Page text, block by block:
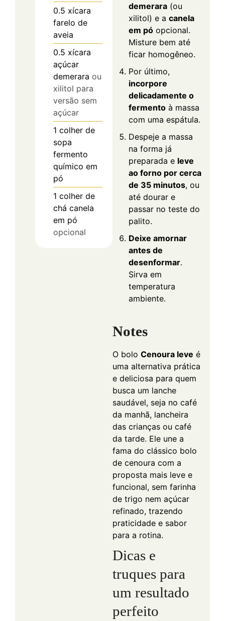
0.5 xícara
farelo de
aveia
0.5 xícara
açúcar
demerara ou
xilitol para
versão sem
açúcar
1 colher de
sopa
fermento
químico em
pó
1 colher de
chá canela
em pó
opcional
demerara (ou
xilitol) e a canela
em pó opcional.
Misture bem até
ficar homogêneo.
Por último,
incorpore
delicadamente o
fermento à massa
com uma espátula.
Despeje a massa
na forma já
preparada e leve
ao forno por cerca
de 35 minutos, ou
até dourar e
passar no teste do
palito.
Deixe amornar
antes de
desenformar.
Sirva em
temperatura
ambiente.
Notes
O bolo Cenoura leve é
uma alternativa prática
e deliciosa para quem
busca um lanche
saudável, seja no café
da manhã, lancheira
das crianças ou café
da tarde. Ele une a
fama do clássico bolo
de cenoura com a
proposta mais leve e
funcional, sem farinha
de trigo nem açúcar
refinado, trazendo
praticidade e sabor
para a rotina.
Dicas e
truques para
um resultado
perfeito